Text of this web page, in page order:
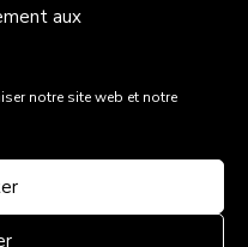
aux
notre site web et notre
de vente